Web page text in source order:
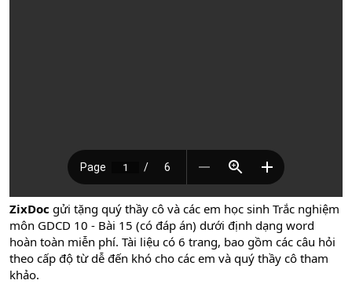
ZixDoc gửi tặng quý thầy cô và các em học sinh Trắc nghiệm
môn GDCD 10 - Bài 15 (có đáp án) dưới định dạng word
hoàn toàn miễn phí. Tài liệu có 6 trang, bao gồm các câu hỏi
theo cấp độ từ dễ đến khó cho các em và quý thầy cô tham
khảo.